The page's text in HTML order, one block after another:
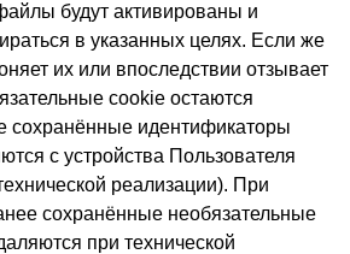
будут активированы и
в указанных целях. Если же
их или впоследствии отзывает
cookie остаются
сохранённые идентификаторы
с устройства Пользователя
реализации). При
сохранённые необязательные
при технической